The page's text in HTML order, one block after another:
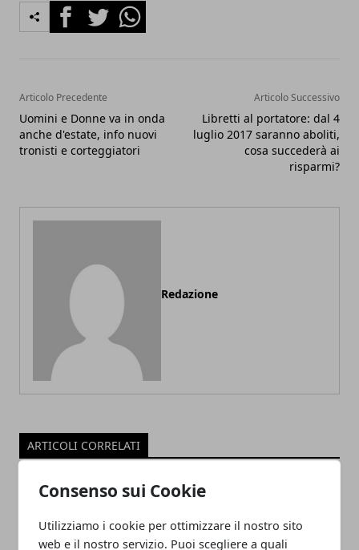
Consenso sui Cookie
Utilizziamo i cookie per ottimizzare il nostro sito
web e il nostro servizio. Puoi scegliere a quali
FacebookTwitterWhatsapp
Articolo Precedente
Uomini e Donne va in onda
anche d'estate, info nuovi
tronisti e corteggiatori
Articolo Successivo
Libretti al portatore: dal 4
luglio 2017 saranno aboliti,
cosa succederà ai
risparmi?
Redazione
ARTICOLI CORRELATI